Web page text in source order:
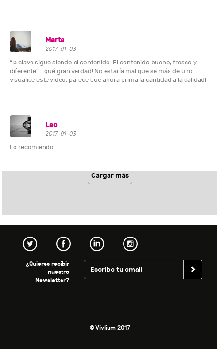
Marta
2017-01-03
“la clave sigue siendo el contenido. El contenido bueno, fresco y
diferente"... qué gran verdad! No estaría mal que se más de uno
visualice este video, parece que ahora prima la cantidad a la calidad!
Leo
2017-01-03
Lo recomiendo
Cargar más
¿Quieres recibir
nuestro
Newsletter?
© Vivlium 2017